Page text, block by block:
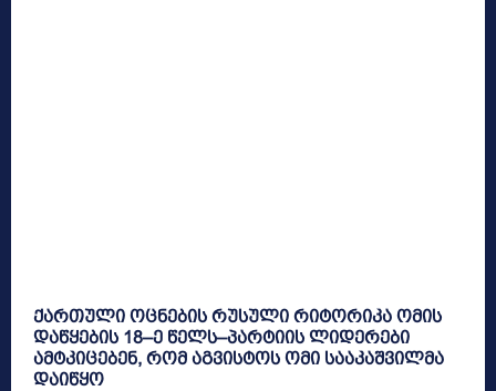
ქართული ოცნების რუსული რიტორიკა ომის
დაწყების 18–ე წელს–პარტიის ლიდერები
ამტკიცებენ, რომ აგვისტოს ომი სააკაშვილმა
დაიწყო